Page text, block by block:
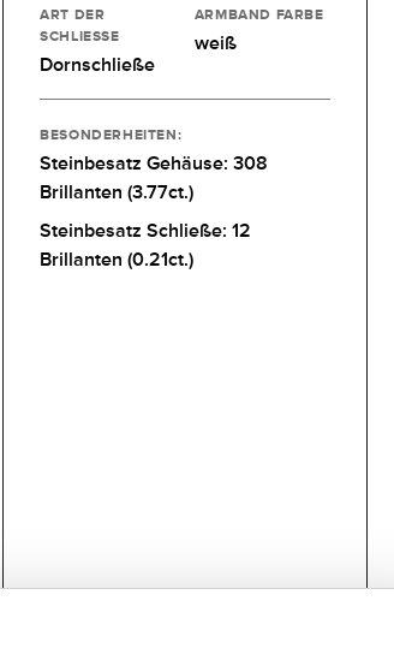
ART DER
SCHLIESSE
Dornschließe
ARMBAND FARBE
weiß
BESONDERHEITEN:
Steinbesatz Gehäuse: 308
Brillanten (3.77ct.)
Steinbesatz Schließe: 12
Brillanten (0.21ct.)